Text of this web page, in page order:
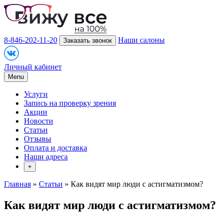
8-846-202-11-20 Заказать звонок Наши салоны
Личный кабинет
Menu
Услуги
Запись на проверку зрения
Акции
Новости
Статьи
Отзывы
Оплата и доставка
Наши адреса
+
Главная » Статьи » Как видят мир люди с астигматизмом?
Как видят мир люди с астигматизмом?